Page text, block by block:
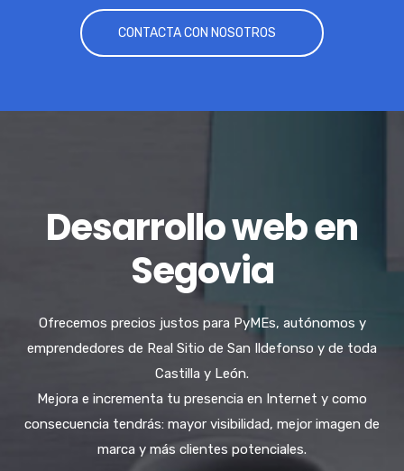
CONTACTA CON NOSOTROS
Desarrollo web en
Segovia
Ofrecemos precios justos para PyMEs, autónomos y
emprendedores de Real Sitio de San Ildefonso y de toda
Castilla y León.
Mejora e incrementa tu presencia en Internet y como
consecuencia tendrás: mayor visibilidad, mejor imagen de
marca y más clientes potenciales.